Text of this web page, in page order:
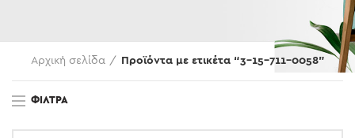
Αρχική σελίδα Προϊόντα με ετικέτα “3-15-711-0058”
ΦΊΛΤΡΑ